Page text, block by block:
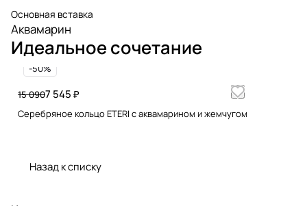
Основная вставка
Аквамарин
Идеальное сочетание
-50%
7 545 ₽
15 090
Серебряное кольцо ETERI c аквамарином и жемчугом
Назад к списку